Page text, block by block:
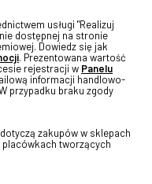
usługi "Realizuj
dostępnej na stronie
Dowiedz się jak
. Prezentowana wartość
rejestracji w Panelu
informacji handlowo-
przypadku braku zgody
zakupów w sklepach
tworzących